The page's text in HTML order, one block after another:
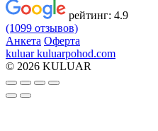
рейтинг: 4.9
(1099 отзывов)
Анкета Оферта
kuluar kuluarpohod.com
© 2026 KULUAR